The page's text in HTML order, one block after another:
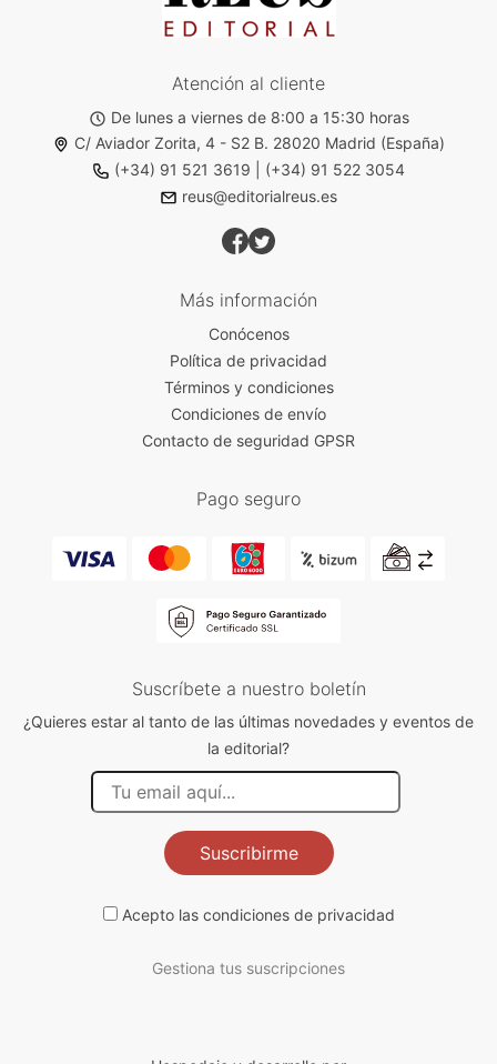
Atención al cliente
De lunes a viernes de 8:00 a 15:30 horas
C/ Aviador Zorita, 4 - S2 B. 28020 Madrid (España)
(+34) 91 521 3619
(+34) 91 522 3054
reus@editorialreus.es
Más información
Conócenos
Política de privacidad
Términos y condiciones
Condiciones de envío
Contacto de seguridad GPSR
Pago seguro
Suscríbete a nuestro boletín
¿Quieres estar al tanto de las últimas novedades y eventos de
la editorial?
Suscribirme
Acepto las condiciones de privacidad
Gestiona tus suscripciones